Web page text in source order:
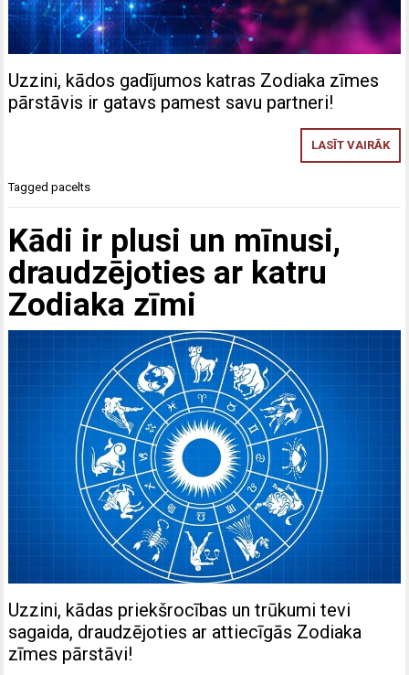
Uzzini, kādos gadījumos katras Zodiaka zīmes
pārstāvis ir gatavs pamest savu partneri!
LASĪT VAIRĀK
Taggedpacelts
Kādi ir plusi un mīnusi,
draudzējoties ar katru
Zodiaka zīmi
Uzzini, kādas priekšrocības un trūkumi tevi
sagaida, draudzējoties ar attiecīgās Zodiaka
zīmes pārstāvi!